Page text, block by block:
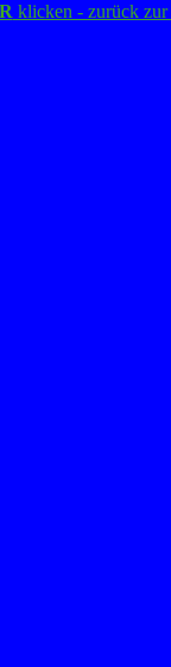
klicken - zurück